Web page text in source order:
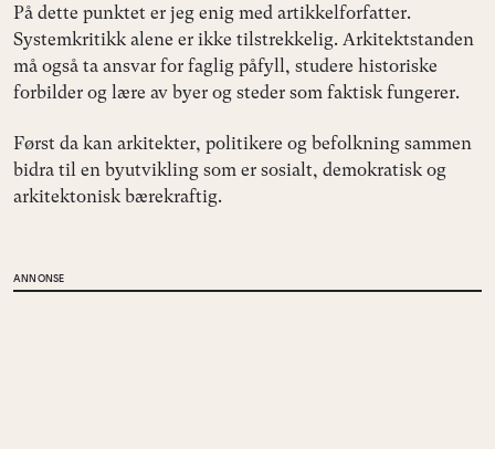
På dette punktet er jeg enig med artikkelforfatter.
Systemkritikk alene er ikke tilstrekkelig. Arkitektstanden
må også ta ansvar for faglig påfyll, studere historiske
forbilder og lære av byer og steder som faktisk fungerer.
Først da kan arkitekter, politikere og befolkning sammen
bidra til en byutvikling som er sosialt, demokratisk og
arkitektonisk bærekraftig.
ANNONSE